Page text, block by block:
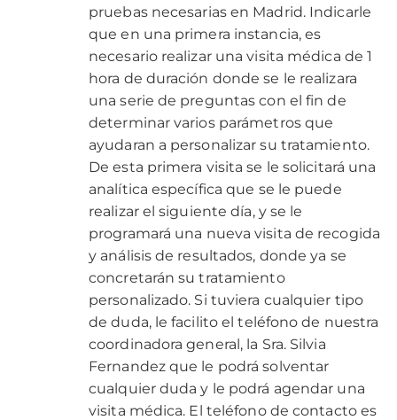
pruebas necesarias en Madrid. Indicarle
que en una primera instancia, es
necesario realizar una visita médica de 1
hora de duración donde se le realizara
una serie de preguntas con el fin de
determinar varios parámetros que
ayudaran a personalizar su tratamiento.
De esta primera visita se le solicitará una
analítica específica que se le puede
realizar el siguiente día, y se le
programará una nueva visita de recogida
y análisis de resultados, donde ya se
concretarán su tratamiento
personalizado. Si tuviera cualquier tipo
de duda, le facilito el teléfono de nuestra
coordinadora general, la Sra. Silvia
Fernandez que le podrá solventar
cualquier duda y le podrá agendar una
visita médica. El teléfono de contacto es